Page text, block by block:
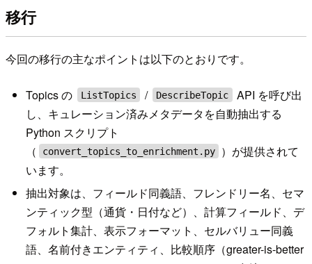
移行
今回の移行の主なポイントは以下のとおりです。
Topics の ListTopics / DescribeTopic
API を呼び出
し、キュレーション済みメタデータを自動抽出する
Python スクリプト
（
convert_topics_to_enrichment.py
）が提供されて
います。
抽出対象は、フィールド同義語、フレンドリー名、セマ
ンティック型（通貨・日付など）、計算フィールド、デ
フォルト集計、表示フォーマット、セルバリュー同義
語、名前付きエンティティ、比較順序（greater-is-better